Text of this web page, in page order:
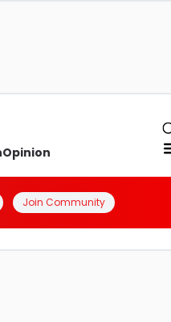
Opinion
Join Community